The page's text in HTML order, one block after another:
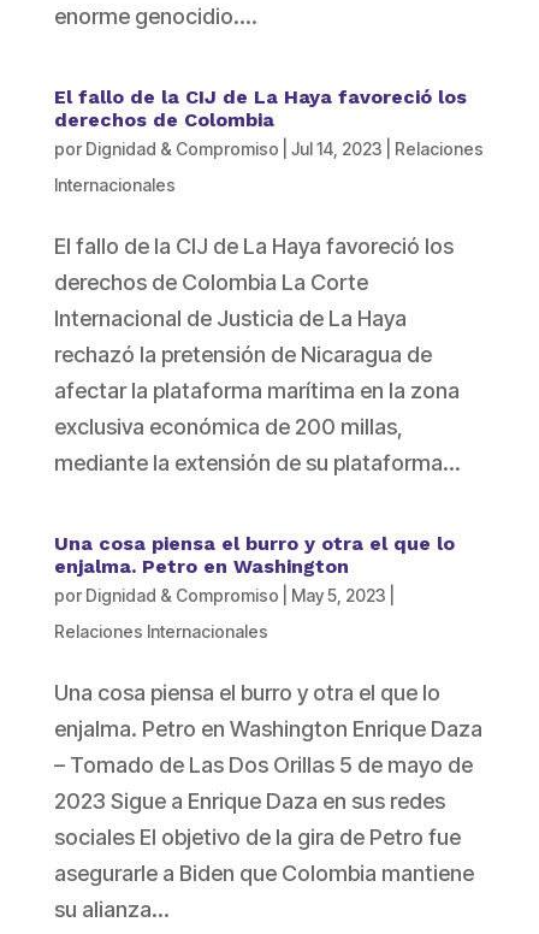
enorme genocidio....
El fallo de la CIJ de La Haya favoreció los
derechos de Colombia
por Dignidad & Compromiso Jul 14, 2023
Relaciones
Internacionales
El fallo de la CIJ de La Haya favoreció los
derechos de Colombia La Corte
Internacional de Justicia de La Haya
rechazó la pretensión de Nicaragua de
afectar la plataforma marítima en la zona
exclusiva económica de 200 millas,
mediante la extensión de su plataforma...
Una cosa piensa el burro y otra el que lo
enjalma. Petro en Washington
por Dignidad & Compromiso May 5, 2023
Relaciones Internacionales
Una cosa piensa el burro y otra el que lo
enjalma. Petro en Washington Enrique Daza
– Tomado de Las Dos Orillas 5 de mayo de
2023 Sigue a Enrique Daza en sus redes
sociales El objetivo de la gira de Petro fue
asegurarle a Biden que Colombia mantiene
su alianza...